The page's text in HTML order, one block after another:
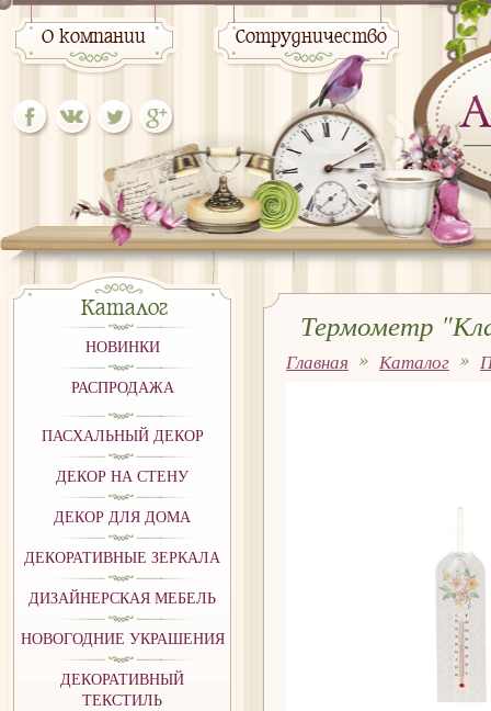
О компании Сотрудничество
Каталог
НОВИНКИ
РАСПРОДАЖА
ПАСХАЛЬНЫЙ ДЕКОР
ДЕКОР НА СТЕНУ
ДЕКОР ДЛЯ ДОМА
ДЕКОРАТИВНЫЕ ЗЕРКАЛА
ДИЗАЙНЕРСКАЯ МЕБЕЛЬ
НОВОГОДНИЕ УКРАШЕНИЯ
ДЕКОРАТИВНЫЙ
ТЕКСТИЛЬ
Термометр
Главная Каталог